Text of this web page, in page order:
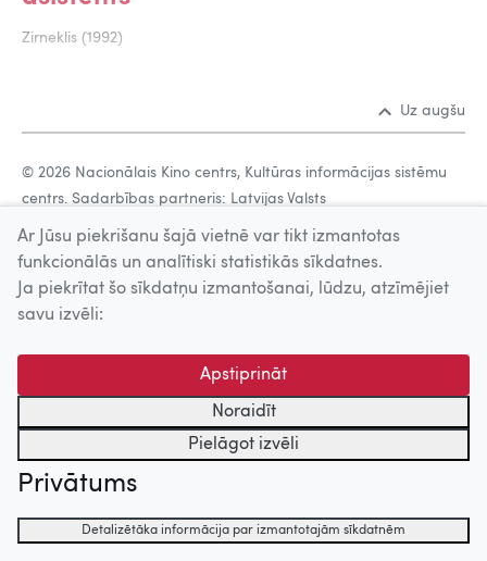
Zirneklis (1992)
Uz augšu
© 2026 Nacionālais Kino centrs, Kultūras informācijas sistēmu
centrs. Sadarbības partneris: Latvijas Valsts
kinofotofonodokumentu arhīvs.
Ar Jūsu piekrišanu šajā vietnē var tikt izmantotas
funkcionālās un analītiski statistikās sīkdatnes.
Ja piekrītat šo sīkdatņu izmantošanai, lūdzu, atzīmējiet
savu izvēli:
Apstiprināt
Noraidīt
Pielāgot izvēli
Privātums
Detalizētāka informācija par izmantotajām sīkdatnēm